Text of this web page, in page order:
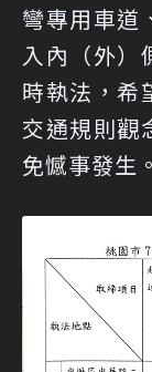
彎專用車道
入內（外）
時執法，希
交通規則觀
免憾事發生。